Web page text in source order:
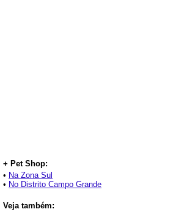
+ Pet Shop:
• Na Zona Sul
• No Distrito Campo Grande
Veja também: